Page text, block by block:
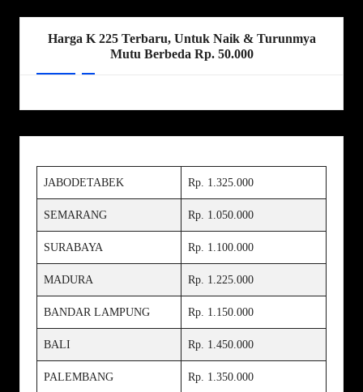
Harga K 225 Terbaru, Untuk Naik & Turunmya
Mutu Berbeda Rp. 50.000
JABODETABEK Rp. 1.325.000
SEMARANG Rp. 1.050.000
SURABAYA Rp. 1.100.000
MADURA Rp. 1.225.000
BANDAR LAMPUNG Rp. 1.150.000
BALI Rp. 1.450.000
PALEMBANG Rp. 1.350.000